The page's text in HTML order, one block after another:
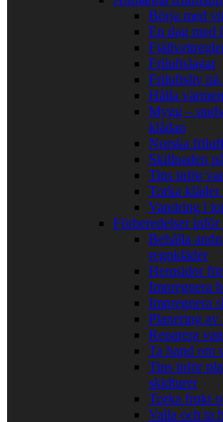
Börja med
En dag med
Friluftslagar
Friluftsliv på
Hålla värmen
Mygg –
klådan
Norska
Skillnaden
Tips inför
Torka kläder
Vandring i
Förberedelser inför
Behålla
regnkläder
Hemsidor
Impregnera
Impregnera
Planering av
Reparera
Ta hand om
Tips inför
skidturer
Torka frukt
Valla och ta